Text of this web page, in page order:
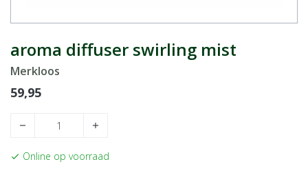
aroma diffuser swirling mist
Merkloos
59,95
remove add
check Online op voorraad